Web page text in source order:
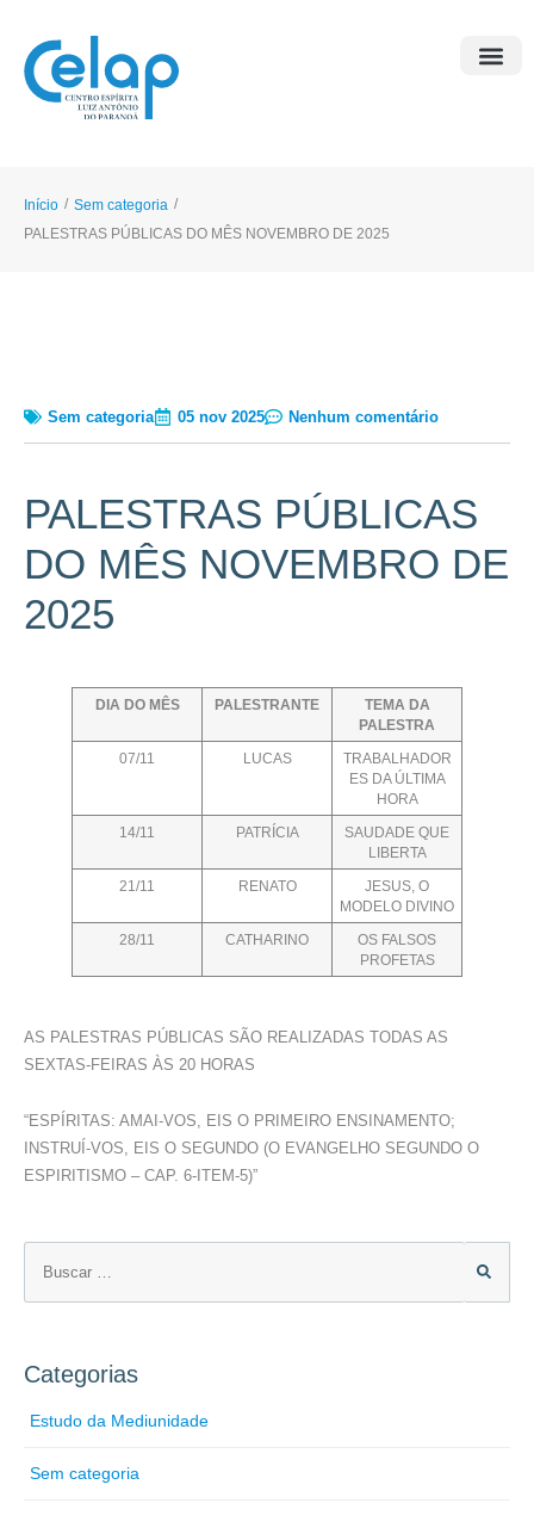
Início / Sem categoria /
PALESTRAS PÚBLICAS DO MÊS NOVEMBRO DE 2025
Sem categoria 05 nov 2025 Nenhum comentário
PALESTRAS PÚBLICAS
DO MÊS NOVEMBRO DE
2025
DIA DO MÊS PALESTRANTE
TEMA DA
PALESTRA
07/11 LUCAS
TRABALHADOR
ES DA ÚLTIMA
HORA
14/11 PATRÍCIA
SAUDADE QUE
LIBERTA
21/11 RENATO
JESUS, O
MODELO DIVINO
28/11 CATHARINO
OS FALSOS
PROFETAS
AS PALESTRAS PÚBLICAS SÃO REALIZADAS TODAS AS
SEXTAS-FEIRAS ÀS 20 HORAS
“ESPÍRITAS: AMAI-VOS, EIS O PRIMEIRO ENSINAMENTO;
INSTRUÍ-VOS, EIS O SEGUNDO (O EVANGELHO SEGUNDO O
ESPIRITISMO – CAP. 6-ITEM-5)”
Categorias
Estudo da Mediunidade
Sem categoria